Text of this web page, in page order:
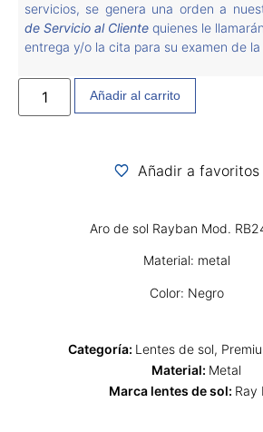
servicios, se genera una orden a
de Servicio al Cliente quienes le
entrega y/o la cita para su examen de
Añadir al carrito
Añadir a favoritos
Aro de sol Rayban Mod.
Material: metal
Color: Negro
Categoría: Lentes de sol,
Material: Metal
Marca lentes de sol: Ray